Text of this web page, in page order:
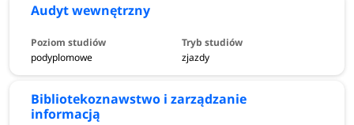
Audyt wewnętrzny
podyplomowe zjazdy
Bibliotekoznawstwo i zarządzanie
informacją